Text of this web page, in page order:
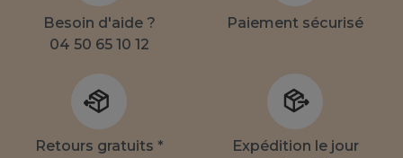
Besoin d'aide ?
04 50 65 10 12
Paiement sécurisé
Retours gratuits *
Expédition le jour